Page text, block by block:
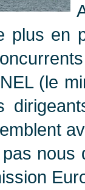
plus en
(le
nous